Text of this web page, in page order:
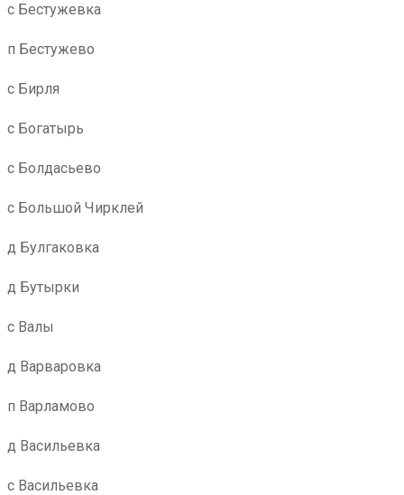
с Бестужевка
п Бестужево
с Бирля
с Богатырь
с Болдасьево
с Большой Чирклей
д Булгаковка
д Бутырки
с Валы
д Варваровка
п Варламово
д Васильевка
с Васильевка